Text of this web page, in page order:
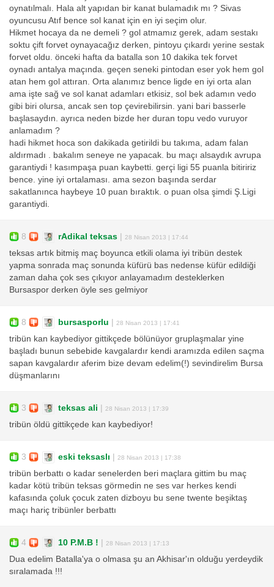
oynatılmalı. Hala alt yapıdan bir kanat bulamadık mı ? Sivas
oyuncusu Atıf bence sol kanat için en iyi seçim olur.
Hikmet hocaya da ne demeli ? gol atmamız gerek, adam sestakı
soktu çift forvet oynayacağız derken, pintoyu çıkardı yerine sestak
forvet oldu. önceki hafta da batalla son 10 dakika tek forvet
oynadı antalya maçında. geçen seneki pintodan eser yok hem gol
atan hem gol attıran. Orta alanımız bence ligde en iyi orta alan
ama işte sağ ve sol kanat adamları etkisiz, sol bek adamın vedo
gibi biri olursa, ancak sen top çevirebilirsin. yani bari basserle
başlasaydın. ayrıca neden bizde her duran topu vedo vuruyor
anlamadım ?
hadi hikmet hoca son dakikada getirildi bu takıma, adam falan
aldırmadı . bakalım seneye ne yapacak. bu maçı alsaydık avrupa
garantiydi ! kasımpaşa puan kaybetti. gerçi ligi 55 puanla bitiririz
bence. yine iyi ortalaması. ama sezon başında serdar
sakatlanınca haybeye 10 puan bıraktık. o puan olsa şimdi Ş.Ligi
garantiydi.
8 rAdikal teksas | 28 Nisan 2013 | 17:44
teksas artık bitmiş maç boyunca etkili olama iyi tribün destek
yapma sonrada maç sonunda küfürü bas nedense küfür edildiği
zaman daha çok ses çıkıyor anlayamadım desteklerken
Bursaspor derken öyle ses gelmiyor
8 bursasporlu | 28 Nisan 2013 | 17:41
tribün kan kaybediyor gittikçede bölünüyor gruplaşmalar yine
başladı bunun sebebide kavgalardır kendi aramızda edilen saçma
sapan kavgalardır aferim bize devam edelim(!) sevindirelim Bursa
düşmanlarını
3 teksas ali | 28 Nisan 2013 | 17:39
tribün öldü gittikçede kan kaybediyor!
3 eski teksaslı | 28 Nisan 2013 | 17:38
tribün berbattı o kadar senelerden beri maçlara gittim bu maç
kadar kötü tribün teksas görmedin ne ses var herkes kendi
kafasında çoluk çocuk zaten dizboyu bu sene twente beşiktaş
maçı hariç tribünler berbattı
4 10 P.M.B ! | 28 Nisan 2013 | 17:13
Dua edelim Batalla'ya o olmasa şu an Akhisar'ın olduğu yerdeydik
sıralamada !!!